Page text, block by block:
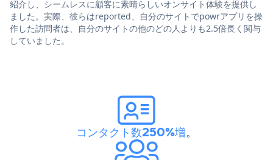
紹介し、シームレスに顧客に素晴らしいオンサイト体験を提供し
ました。実際、彼らはreported、自分のサイトでpowrアプリを操
作した訪問者は、自分のサイトの他のどの人よりも2.5倍長く関与
していました。
コンタクト数250%増。